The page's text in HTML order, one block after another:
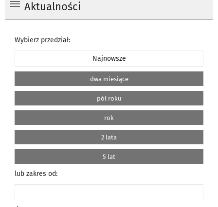
Aktualności
Wybierz przedział:
Najnowsze
dwa miesiące
pół roku
rok
2 lata
5 lat
lub zakres od: